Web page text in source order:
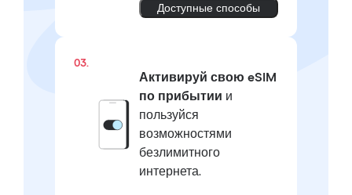
Доступные способы
03.
Активируй свою eSIM
по прибытии и
пользуйся
возможностями
безлимитного
интернета.